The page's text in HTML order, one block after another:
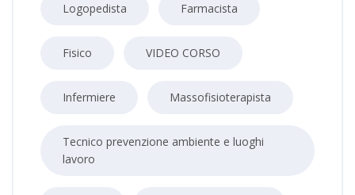
Logopedista Farmacista
Fisico VIDEO CORSO
Infermiere Massofisioterapista
Tecnico prevenzione ambiente e luoghi
lavoro